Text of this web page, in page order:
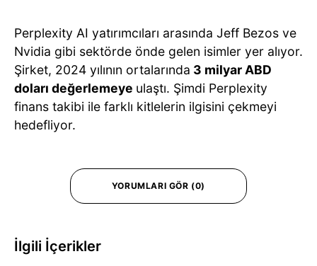
Perplexity AI yatırımcıları arasında Jeff Bezos ve
Nvidia gibi sektörde önde gelen isimler yer alıyor.
Şirket, 2024 yılının ortalarında 3 milyar ABD
doları değerlemeye ulaştı. Şimdi Perplexity
finans takibi ile farklı kitlelerin ilgisini çekmeyi
hedefliyor.
YORUMLARI GÖR (0)
İlgili İçerikler